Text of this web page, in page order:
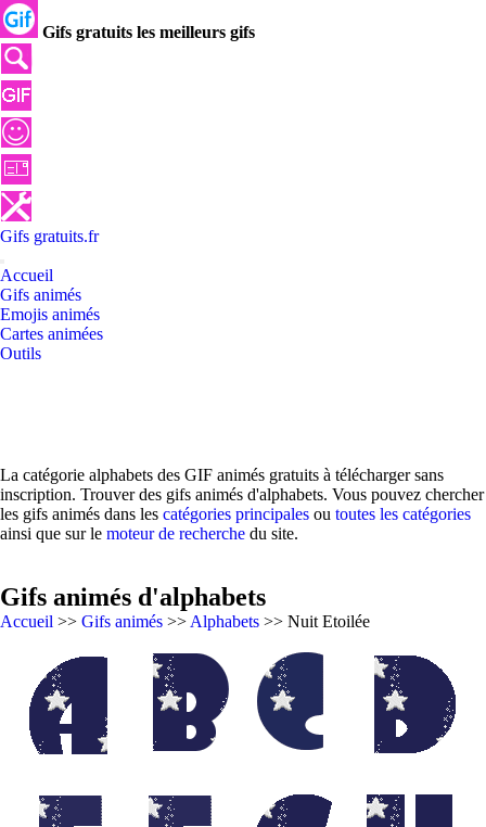
Gifs gratuits les meilleurs gifs
Gifs gratuits.fr
Accueil
Gifs animés
Emojis animés
Cartes animées
Outils
La catégorie alphabets des GIF animés gratuits à télécharger sans
inscription. Trouver des gifs animés d'alphabets. Vous pouvez chercher
les gifs animés dans les catégories principales ou toutes les catégories
ainsi que sur le moteur de recherche du site.
Gifs animés d'alphabets
Accueil >> Gifs animés >> Alphabets >> Nuit Etoilée